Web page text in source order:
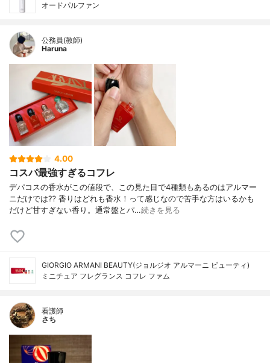
オードパルファン
公務員(教師)
Haruna
4.00
コスパ最強すぎるコフレ
デパコスの香水がこの値段で、この見た目で4種類もあるのはアルマー
ニだけでは⁇ 香りはどれも香水！って感じなので苦手な方はいるかも
だけど甘すぎない香り。通常盤とパ…続きを見る
GIORGIO ARMANI BEAUTY(ジョルジオ アルマーニ ビューティ)
ミニチュア フレグランス コフレ ファム
看護師
さち